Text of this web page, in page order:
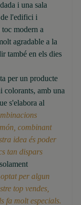
i una sala
l'edifici i
modern a
agradable a la
també en els dies
per un producte
colorants, amb una
s'elabora al
combinant
idea és poder
tan dispars
per algun
top vendes,
fa molt especials.